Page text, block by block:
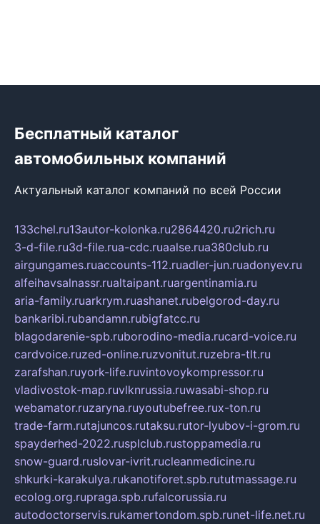
Бесплатный каталог
автомобильных компаний
Актуальный каталог компаний по всей России
133chel.ru13autor-kolonka.ru2864420.ru2rich.ru
3-d-file.ru3d-file.rua-cdc.ruaalse.rua380club.ru
airgungames.ruaccounts-112.ruadler-jun.ruadonyev.ru
alfeihavsalnassr.rualtaipant.ruargentinamia.ru
aria-family.ruarkrym.ruashanet.rubelgorod-day.ru
bankaribi.rubandamn.rubigfatcc.ru
blagodarenie-spb.ruborodino-media.rucard-voice.ru
cardvoice.ruzed-online.ruzvonitut.ruzebra-tlt.ru
zarafshan.ruyork-life.ruvintovoykompressor.ru
vladivostok-map.ruvlknrussia.ruwasabi-shop.ru
webamator.ruzaryna.ruyoutubefree.rux-ton.ru
trade-farm.rutajuncos.rutaksu.rutor-lyubov-i-grom.ru
spayderhed-2022.rusplclub.rustoppamedia.ru
snow-guard.ruslovar-ivrit.rucleanmedicine.ru
shkurki-karakulya.rukanotiforet.spb.rututmassage.ru
ecolog.org.rupraga.spb.rufalcorussia.ru
autodoctorservis.rukamertondom.spb.runet-life.net.ru